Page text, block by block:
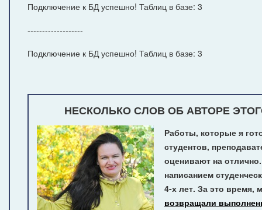
Подключение к БД успешно! Таблиц в базе: 3
-------------------
Подключение к БД успешно! Таблиц в базе: 3
НЕСКОЛЬКО СЛОВ ОБ АВТОРЕ
Работы, которые я
студентов,
оценивают на
написанием
4-х лет. За это время,
возвращали